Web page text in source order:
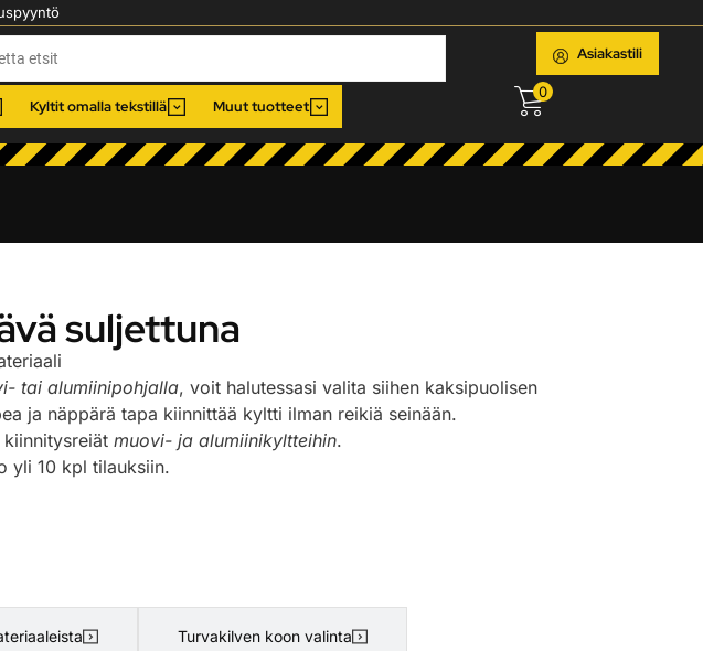
Kyltit omalla tekstillä Muut tuotteet
Asiakastili
0
suljettuna
tai alumiinipohjalla, voit halutessasi valita siihen kaksipuolisen
ja näppärä tapa kiinnittää kyltti ilman reikiä seinään.
muovi- ja alumiinikyltteihin.
yli 10 kpl tilauksiin.
Turvakilven koon valinta